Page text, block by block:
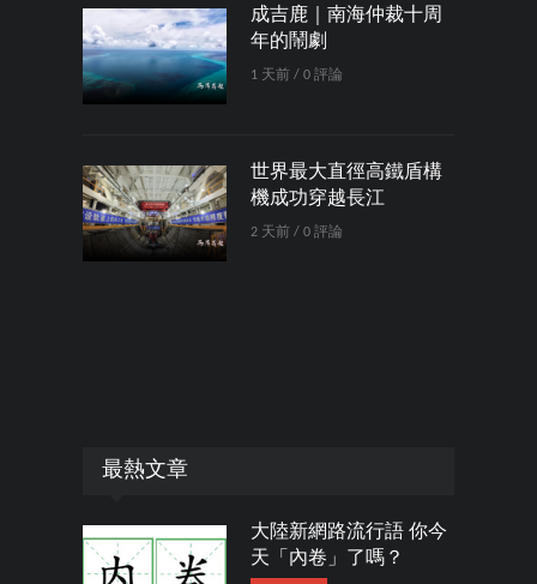
成吉鹿｜南海仲裁十周
年的鬧劇
1 天前 / 0 評論
世界最大直徑高鐵盾構
機成功穿越長江
2 天前 / 0 評論
最熱文章
大陸新網路流行語 你今
天「內卷」了嗎？